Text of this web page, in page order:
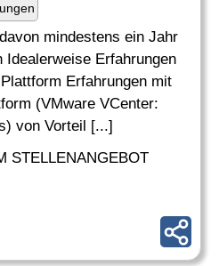
mindestens ein Jahr
Idealerweise Erfahrungen
Erfahrungen mit
(VMware VCenter:
von Vorteil [...]
STELLENANGEBOT